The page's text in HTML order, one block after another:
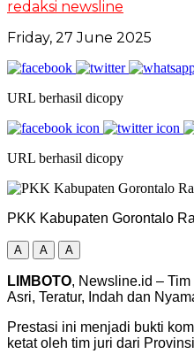
redaksi newsline
Friday, 27 June 2025
URL berhasil dicopy
URL berhasil dicopy
PKK Kabupaten Gorontalo
A A A
LIMBOTO, Newsline.id –
Asri, Teratur, Indah dan
Prestasi ini menjadi bukti
ketat oleh tim juri dari